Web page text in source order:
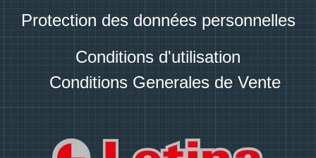
Protection des données personnelles
Conditions d'utilisation
Conditions Generales de Vente